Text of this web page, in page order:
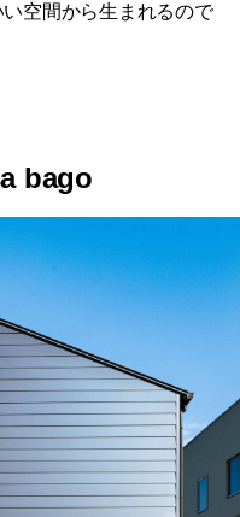
空間から生まれるので
bago